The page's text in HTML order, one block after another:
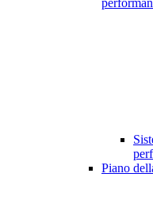
Piano